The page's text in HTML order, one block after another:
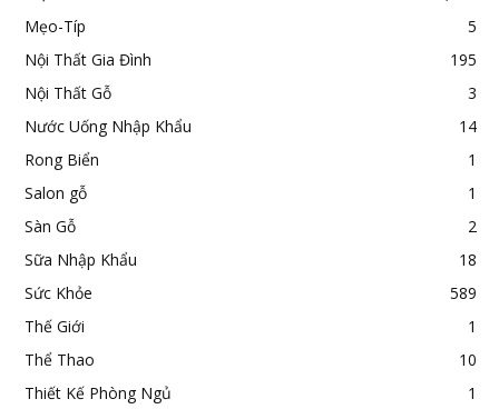
Mẹo-Típ
5
Nội Thất Gia Đình
195
Nội Thất Gỗ
3
Nước Uống Nhập Khẩu
14
Rong Biển
1
Salon gỗ
1
Sàn Gỗ
2
Sữa Nhập Khẩu
18
Sức Khỏe
589
Thế Giới
1
Thể Thao
10
Thiết Kế Phòng Ngủ
1